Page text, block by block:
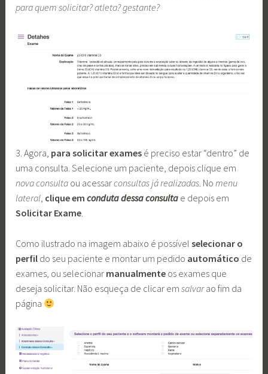
para quem solicitar? atleta? gestante?
3. Agora, para solicitar exames é preciso estar “dentro” de
uma consulta. Selecione um paciente, depois clique em
nova consulta ou acessarconsultas já realizadas. Nomenu
lateral, clique emconduta dessa consulta e depois em
Solicitar Exame.
Como ilustrado na imagem abaixo é possívelselecionar o
perfil do seu paciente e montar um pedido automático de
exames, ou selecionar manualmente os exames que
deseja solicitar. Não esqueça de clicar emsalvarao fim da
página